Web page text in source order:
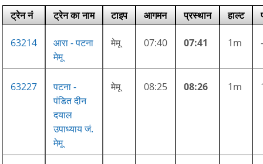
ट्रेन नं ट्रेन का नाम टाइप आगमन प्रस्थान हाल्ट
63214
आरा - पटना
मेमू
मेमू 07:40 07:41 1m
63227
पटना -
पंडित दीन
दयाल
उपाध्याय जं.
मेमू
मेमू 08:25 08:26 1m